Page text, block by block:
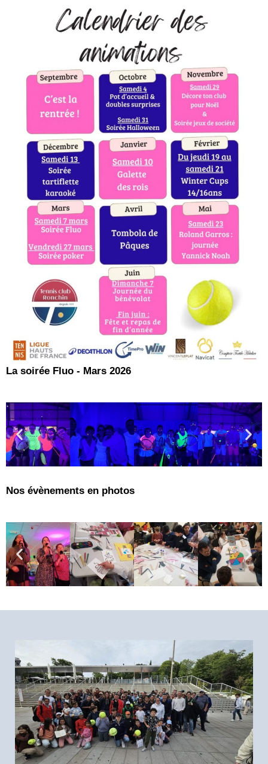
La soirée Fluo - Mars 2026
Nos évènements en photos